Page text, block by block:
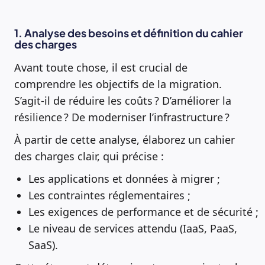
1. Analyse des besoins et définition du cahier
des charges
Avant toute chose, il est crucial de
comprendre les objectifs de la migration.
S’agit-il de réduire les coûts ? D’améliorer la
résilience ? De moderniser l’infrastructure ?
À partir de cette analyse, élaborez un cahier
des charges clair, qui précise :
Les applications et données à migrer ;
Les contraintes réglementaires ;
Les exigences de performance et de sécurité ;
Le niveau de services attendu (IaaS, PaaS,
SaaS).